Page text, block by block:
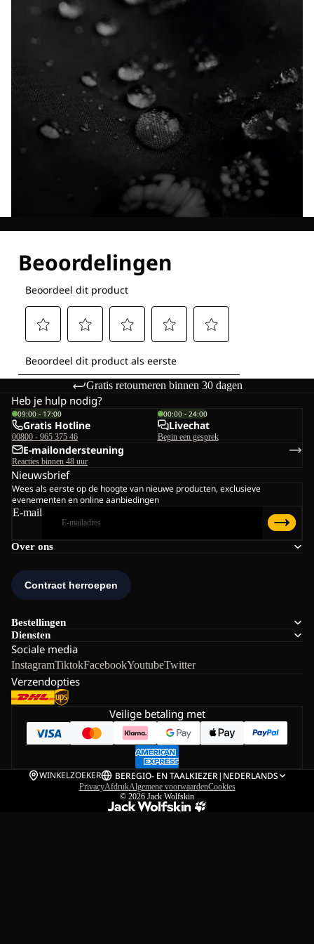
Gratis retourneren binnen 30 dagen
Over ons
Bestellingen
Diensten
Sociale media
InstagramTiktokFacebookYoutubeTwitter
Verzendopties
Heb je hulp nodig?
09:00 - 17:00
Gratis Hotline
00800 - 965 375 46
00:00 - 24:00
Livechat
Begin een gesprek
E-mailondersteuning
Reacties binnen 48 uur
Nieuwsbrief
Wees als eerste op de hoogte van nieuwe producten, exclusieve
evenementen en online aanbiedingen
E-mail
Veilige betaling met
WINKELZOEKER BEREGIO- EN TAALKIEZER| NEDERLANDS
PrivacyAfdrukAlgemene voorwaardenCookies
© 2026 Jack Wolfskin